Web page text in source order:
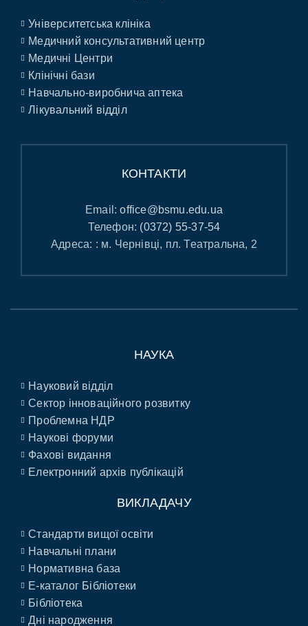
Університетська клініка
Медичний консультативний центр
Медичні Центри
Клінічні бази
Навчально-виробнича аптека
Лікувальний відділ
КОНТАКТИ
Email:office@bsmu.edu.ua
Телефон: (0372) 55-37-54
Адреса: : м. Чернівці, пл. Театральна, 2
НАУКА
Науковий відділ
Сектор інноваційного розвитку
Проблемна НДР
Наукові форуми
Фахові видання
Електронний архів публікацій
ВИКЛАДАЧУ
Стандарти вищої освіти
Навчальні плани
Нормативна база
E-каталог Бібліотеки
Бібліотека
Дні народження